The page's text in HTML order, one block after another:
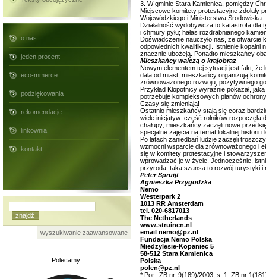
o nas
jeden procent
eco-mmerce
podziękowania
rekomendacje
linkownia
kontakt
wyszukiwanie zaawansowane
Polecamy:
3. W gminie Stara Kamienica, pomiędzy
Miejscowe komitety protestacyjne zdołały
Wojewódzkiego i Ministerstwa Środowiska.
Działalność wydobywcza to katastrofa
i chmury pyłu; hałas rozdrabnianego
Doświadczenie nauczyło nas, że otwarcie
odpowiednich kwalifikacji. Istnienie kopalni
znacznie ubożeją. Ponadto mieszkańcy
Mieszkańcy walczą o krajobraz
Nowym elementem tej sytuacji jest fakt,
dala od miast, mieszkańcy organizują
zrównoważonego rozwoju, pozytywnego
Przykład Kłopotnicy wyraźnie pokazał,
potrzebuje kompleksowych planów
Czasy się zmieniają!
Ostatnio mieszkańcy stają się coraz
wiele inicjatyw: część rolników rozpoczęła
chałupy; mieszkańcy zaczęli nowe
specjalne zajęcia na temat lokalnej historii i
Po latach zaniedbań ludzie zaczęli
wzmocni wsparcie dla zrównoważonego i
się w komitety protestacyjne i
wprowadzać je w życie. Jednocześnie,
przyroda: taka szansa to rozwój turystyki
Peter Spruijt
Agnieszka Przygodzka
Nemo
Westerpark 2
1013 RR Amsterdam
tel. 020-6817013
The Netherlands
www.struinen.nl
email nemo@pz.nl
Fundacja Nemo Polska
Miedzylesie-Kopaniec 5
58-512 Stara Kamienica
Polska
polen@pz.nl
* Por.: ZB nr. 9(189)/2003, s. 1. ZB nr